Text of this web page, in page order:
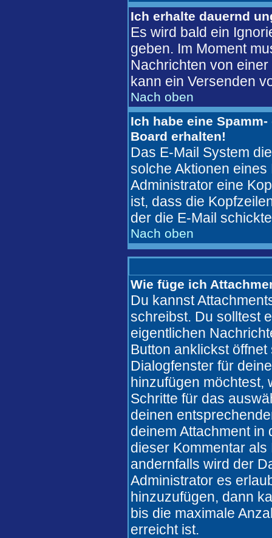
Ich erhalte dauernd
Es wird bald ein
geben. Im Moment
Nachrichten von
kann ein Versenden
Nach oben
Ich habe eine
Board erhalten!
Das E-Mail System
solche Aktionen
Administrator eine
ist, dass die
der die E-Mail
Nach oben
Wie füge ich
Du kannst
schreibst. Du solltest
eigentlichen
Button anklickst
Dialogfenster für
hinzufügen möchtest,
Schritte für das
deinen
deinem Attachment in
dieser Kommentar
andernfalls wird der
Administrator es
hinzuzufügen, dann
bis die maximale
erreicht ist.